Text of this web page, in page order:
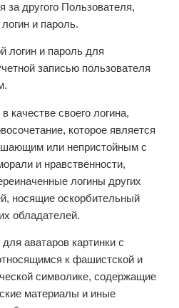
за другого Пользователя,
и пароль.
логин и пароль для
записью пользователя
качестве своего логина,
которое является
или непристойным с
и нравственности,
логины других
носящие оскорбительный
обладателей.
аватаров картинки с
к фашистской и
символике, содержащие
материалы и иные